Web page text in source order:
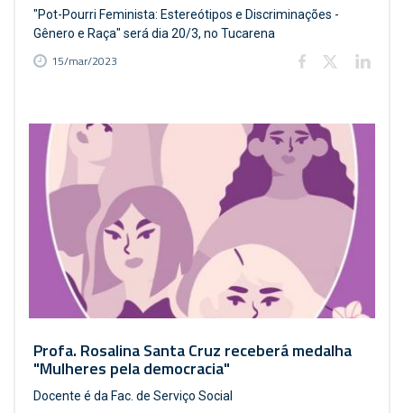
"Pot-Pourri Feminista: Estereótipos e Discriminações -
Gênero e Raça" será dia 20/3, no Tucarena
15/mar/2023
Profa. Rosalina Santa Cruz receberá medalha
"Mulheres pela democracia"
Docente é da Fac. de Serviço Social